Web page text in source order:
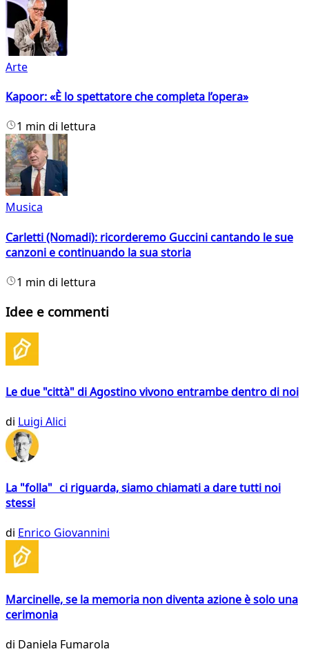
Arte
Kapoor: «È lo spettatore che completa l’opera»
1 min di lettura
Musica
Carletti (Nomadi): ricorderemo Guccini cantando le sue
canzoni e continuando la sua storia
1 min di lettura
Idee e commenti
Le due "città" di Agostino vivono entrambe dentro di noi
di Luigi Alici
La "folla" ci riguarda, siamo chiamati a dare tutti noi
stessi
di Enrico Giovannini
Marcinelle, se la memoria non diventa azione è solo una
cerimonia
di Daniela Fumarola